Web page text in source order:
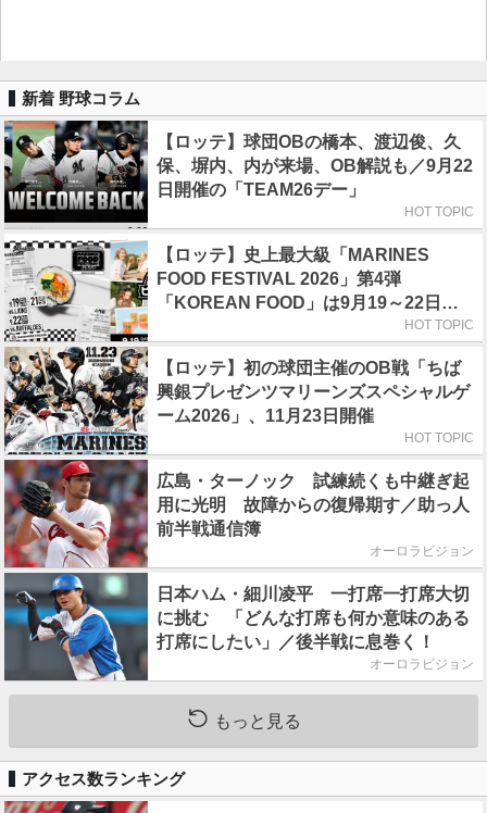
新着 野球コラム
【ロッテ】球団OBの橋本、渡辺俊、久
保、塀内、内が来場、OB解説も／9月22
日開催の「TEAM26デー」
HOT TOPIC
【ロッテ】史上最大級「MARINES
FOOD FESTIVAL 2026」第4弾
「KOREAN FOOD」は9月19～22日／
HOT TOPIC
【ロッテ】初の球団主催のOB戦「ちば
興銀プレゼンツマリーンズスペシャルゲ
ーム2026」、11月23日開催
HOT TOPIC
広島・ターノック 試練続くも中継ぎ起
用に光明 故障からの復帰期す／助っ人
前半戦通信簿
オーロラビジョン
日本ハム・細川凌平 一打席一打席大切
に挑む 「どんな打席も何か意味のある
打席にしたい」／後半戦に息巻く！
オーロラビジョン
もっと見る
アクセス数ランキング